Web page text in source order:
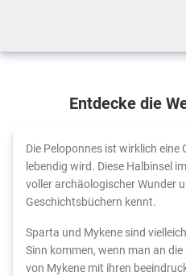
Entdecke die
Die Peloponnes ist wirklich eine
lebendig wird. Diese Halbinsel
voller archäologischer Wunder
Geschichtsbüchern kennt.
Sparta und Mykene sind
Sinn kommen, wenn man an
von Mykene mit ihren